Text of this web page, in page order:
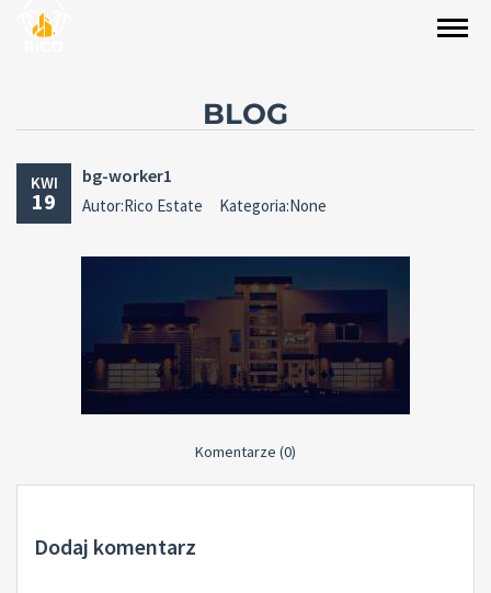
BLOG
KWI
19
bg-worker1
Autor:Rico Estate Kategoria:None
Komentarze (0)
Dodaj komentarz